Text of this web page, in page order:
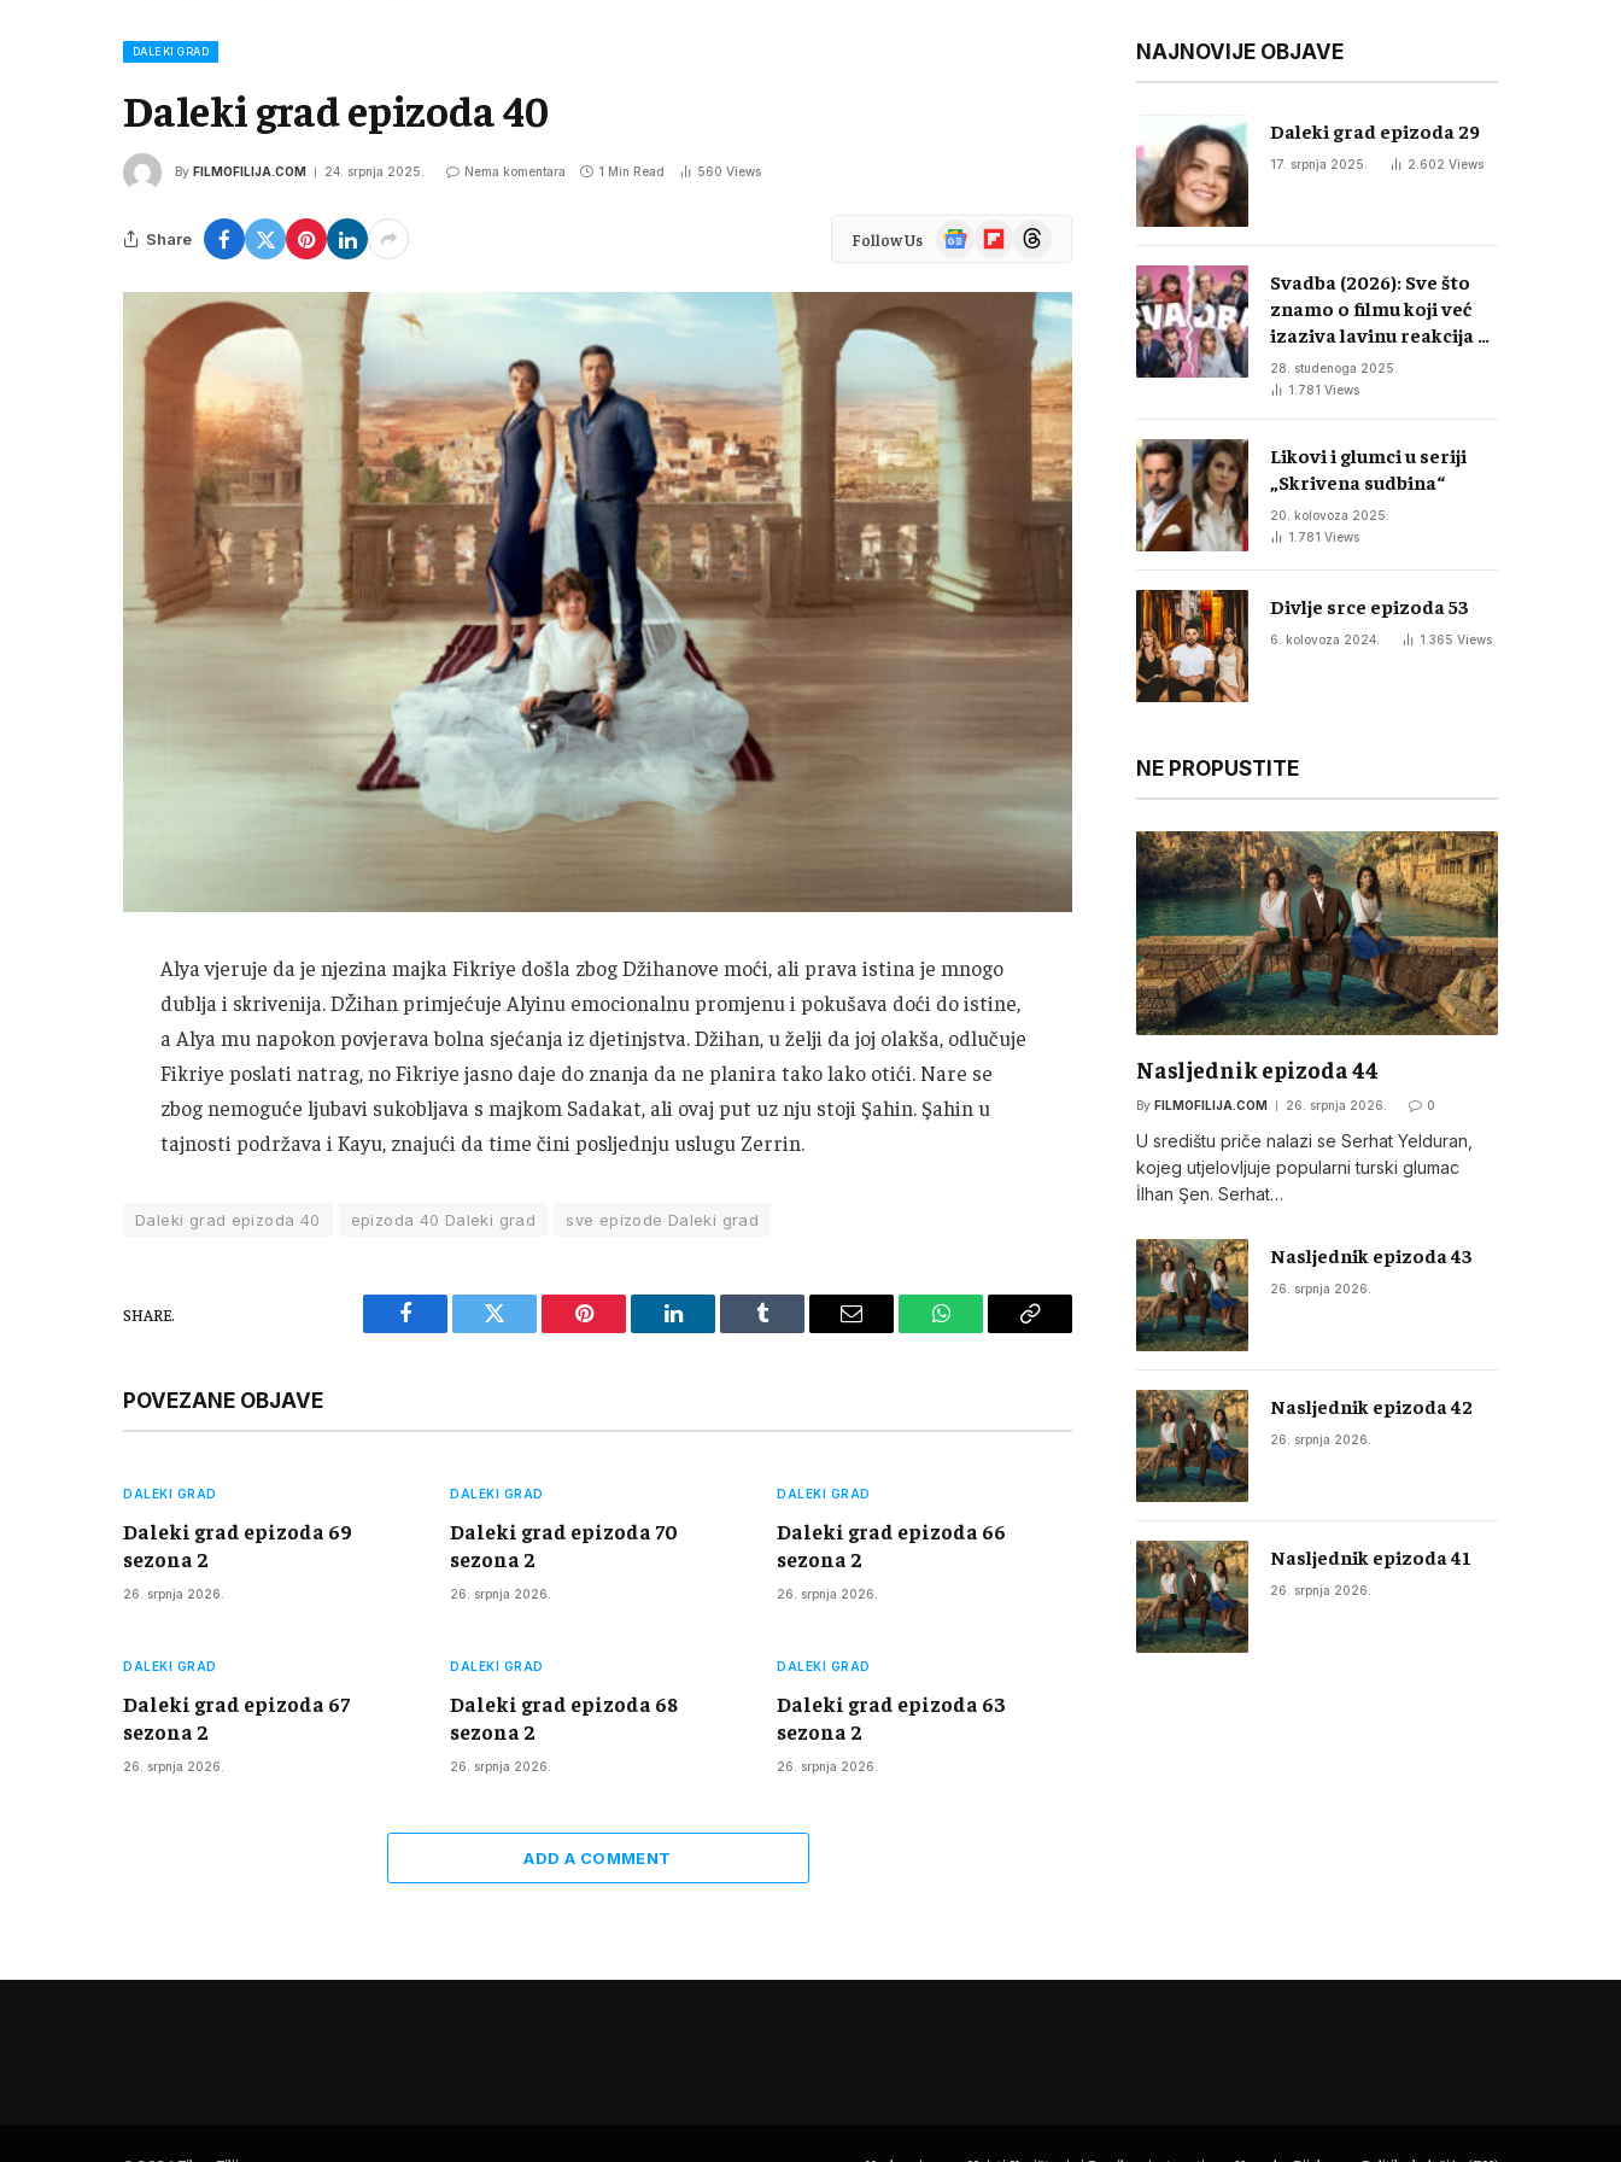
DALEKI GRAD
Daleki grad epizoda 40
By FILMOFILIJA.COM 24. srpnja 2025. Nema komentara 1 Min Read 560 Views
Share Follow Us
Google
News
FlipboardThreads
Alya vjeruje da je njezina majka Fikriye došla zbog Džihanove moći, ali prava istina je mnogo
dublja i skrivenija. DŽihan primjećuje Alyinu emocionalnu promjenu i pokušava doći do istine,
a Alya mu napokon povjerava bolna sjećanja iz djetinjstva. Džihan, u želji da joj olakša, odlučuje
Fikriye poslati natrag, no Fikriye jasno daje do znanja da ne planira tako lako otići. Nare se
zbog nemoguće ljubavi sukobljava s majkom Sadakat, ali ovaj put uz nju stoji Şahin. Şahin u
tajnosti podržava i Kayu, znajući da time čini posljednju uslugu Zerrin.
Daleki grad epizoda 40 epizoda 40 Daleki grad sve epizode Daleki grad
SHARE.
Facebook Twitter Pinterest LinkedIn Tumblr Email WhatsAppCopy
POVEZANE OBJAVE
DALEKI GRAD
Daleki grad epizoda 69
sezona 2
26. srpnja 2026.
DALEKI GRAD
Daleki grad epizoda 70
sezona 2
26. srpnja 2026.
DALEKI GRAD
Daleki grad epizoda 66
sezona 2
26. srpnja 2026.
DALEKI GRAD
Daleki grad epizoda 67
sezona 2
26. srpnja 2026.
DALEKI GRAD
Daleki grad epizoda 68
sezona 2
26. srpnja 2026.
DALEKI GRAD
Daleki grad epizoda 63
sezona 2
26. srpnja 2026.
ADD A COMMENT
NAJNOVIJE OBJAVE
Daleki grad epizoda 29
17. srpnja 2025. 2.602 Views
Svadba (2026): Sve što
znamo o filmu koji već
izaziva lavinu reakcija u
regiji
28. studenoga 2025.
1.781 Views
Likovi i glumci u seriji
„Skrivena sudbina“
20. kolovoza 2025.
1.781 Views
Divlje srce epizoda 53
6. kolovoza 2024. 1.365 Views
NE PROPUSTITE
Nasljednik epizoda 44
By FILMOFILIJA.COM 26. srpnja 2026. 0
U središtu priče nalazi se Serhat Yelduran,
kojeg utjelovljuje popularni turski glumac
İlhan Şen. Serhat…
Nasljednik epizoda 43
26. srpnja 2026.
Nasljednik epizoda 42
26. srpnja 2026.
Nasljednik epizoda 41
26. srpnja 2026.